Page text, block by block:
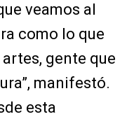
veamos al
como lo que
gente que
manifestó.
esta